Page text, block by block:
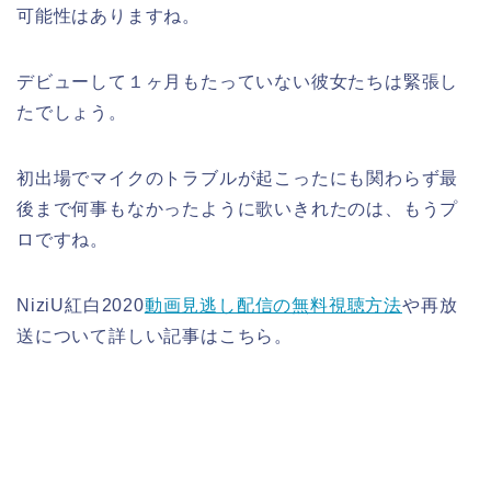
可能性はありますね。
デビューして１ヶ月もたっていない彼女たちは緊張し
たでしょう。
初出場でマイクのトラブルが起こったにも関わらず最
後まで何事もなかったように歌いきれたのは、もうプ
ロですね。
NiziU紅白2020動画見逃し配信の無料視聴方法や再放
送について詳しい記事はこちら。